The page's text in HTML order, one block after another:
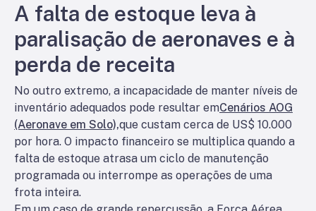
A falta de estoque leva à
paralisação de aeronaves e à
perda de receita
No outro extremo, a incapacidade de manter níveis de
inventário adequados pode resultar emCenários AOG
(Aeronave em Solo),que custam cerca de US$ 10.000
por hora. O impacto financeiro se multiplica quando a
falta de estoque atrasa um ciclo de manutenção
programada ou interrompe as operações de uma
frota inteira.